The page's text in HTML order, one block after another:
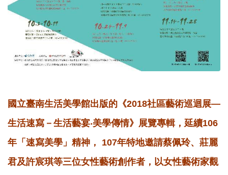
國立臺南生活美學館出版的《2018社區藝術巡迴展—
生活速寫－生活藝宴‧美學傳情》展覽專輯，延續106
年「速寫美學」精神， 107年特地邀請蔡佩玲、莊麗
君及許宸琪等三位女性藝術創作者，以女性藝術家觀